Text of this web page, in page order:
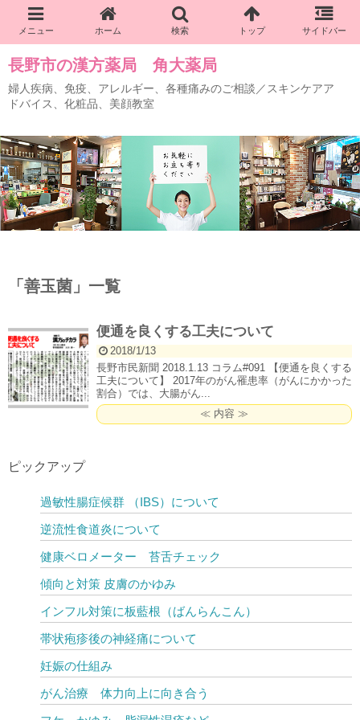
長野市の漢方薬局 角大薬局
婦人疾病、免疫、アレルギー、各種痛みのご相談／スキンケアア
ドバイス、化粧品、美顔教室
「 善玉菌 」 一覧
便通を良くする工夫について
2018/1/13
長野市民新聞 2018.1.13 コラム#091 【便通を良くする
工夫について】 2017年のがん罹患率（がんにかかった
割合）では、大腸がん...
≪ 内容 ≫
ピックアップ
過敏性腸症候群 （IBS）について
逆流性食道炎について
健康ベロメーター 苔舌チェック
傾向と対策 皮膚のかゆみ
インフル対策に板藍根（ばんらんこん）
帯状疱疹後の神経痛について
妊娠の仕組み
がん治療 体力向上に向き合う